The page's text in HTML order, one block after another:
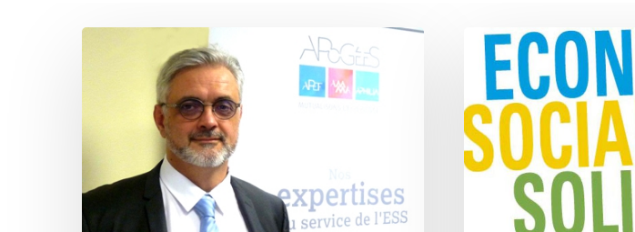
L’achat:
associatif
Témoignage
foyer
vie
Bernard
Pagniez